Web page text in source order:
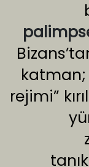
katman;
rejimi”